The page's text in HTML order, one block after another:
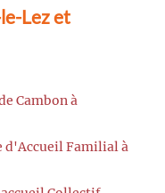
Lez et
Cambon à
d'Accueil Familial à